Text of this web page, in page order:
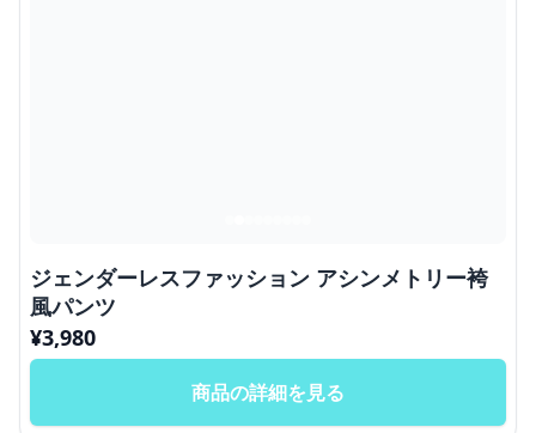
ジェンダーレスファッション アシンメトリー袴
風パンツ
¥3,980
商品の詳細を見る